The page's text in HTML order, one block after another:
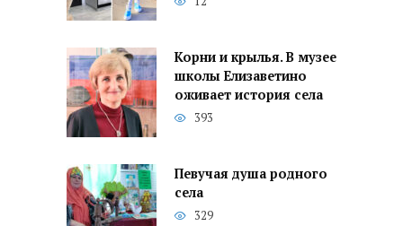
Корни и крылья. В музее
школы Елизаветино
оживает история села
393
Певучая душа родного
села
329